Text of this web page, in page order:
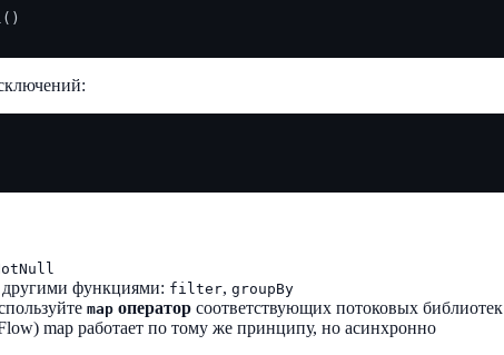
функциями: filter, groupBy
map оператор соответствующих потоковых библиотек
map работает по тому же принципу, но асинхронно